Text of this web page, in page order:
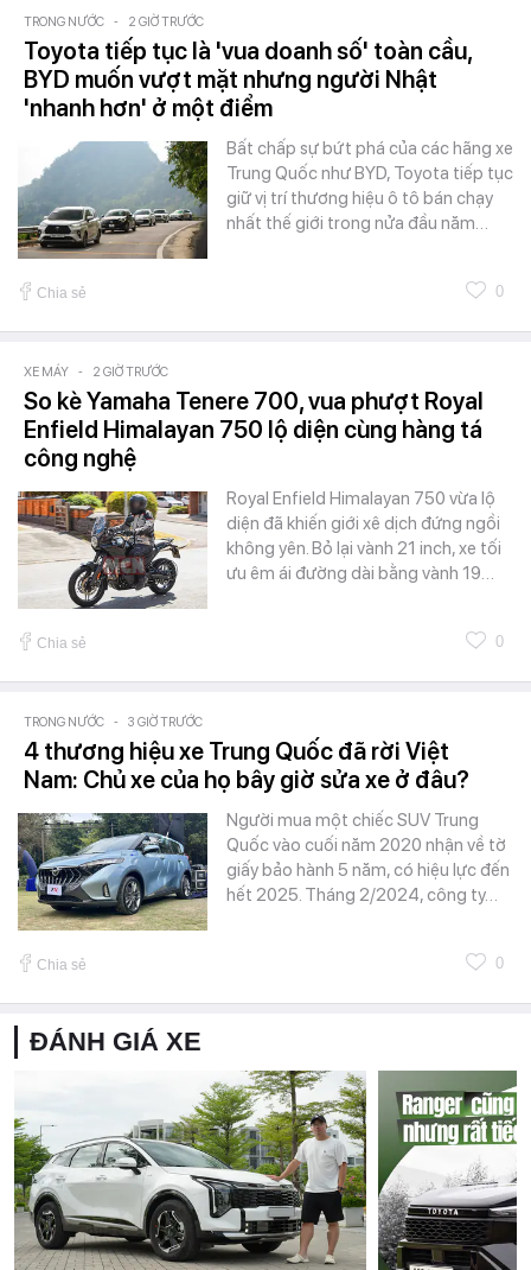
TRONG NƯỚC - 2 GIỜ TRƯỚC
Toyota tiếp tục là 'vua doanh số' toàn cầu,
BYD muốn vượt mặt nhưng người Nhật
'nhanh hơn' ở một điểm
Bất chấp sự bứt phá của các hãng xe
Trung Quốc như BYD, Toyota tiếp tục
giữ vị trí thương hiệu ô tô bán chạy
nhất thế giới trong nửa đầu năm…
Chia sẻ 0
XE MÁY - 2 GIỜ TRƯỚC
So kè Yamaha Tenere 700, vua phượt Royal
Enfield Himalayan 750 lộ diện cùng hàng tá
công nghệ
Royal Enfield Himalayan 750 vừa lộ
diện đã khiến giới xê dịch đứng ngồi
không yên. Bỏ lại vành 21 inch, xe tối
ưu êm ái đường dài bằng vành 19…
Chia sẻ 0
TRONG NƯỚC - 3 GIỜ TRƯỚC
4 thương hiệu xe Trung Quốc đã rời Việt
Nam: Chủ xe của họ bây giờ sửa xe ở đâu?
Người mua một chiếc SUV Trung
Quốc vào cuối năm 2020 nhận về tờ
giấy bảo hành 5 năm, có hiệu lực đến
hết 2025. Tháng 2/2024, công ty…
Chia sẻ 0
ĐÁNH GIÁ XE